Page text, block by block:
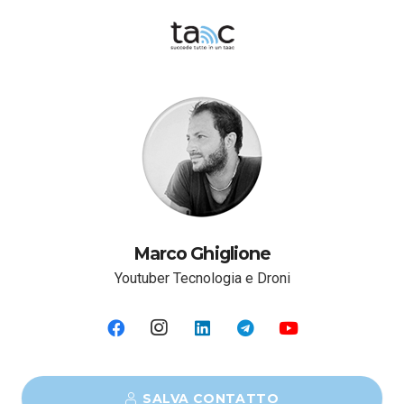
Marco Ghiglione
Youtuber Tecnologia e Droni
SALVA CONTATTO